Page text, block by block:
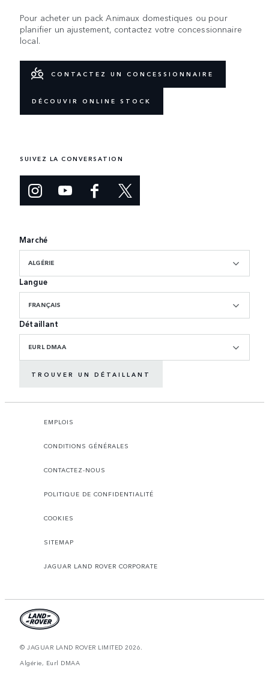
Pour acheter un pack Animaux domestiques ou pour
planifier un ajustement, contactez votre concessionnaire
local.
CONTACTEZ UN CONCESSIONNAIRE
DÉCOUVIR ONLINE STOCK
SUIVEZ LA CONVERSATION
Marché
ALGÉRIE
Langue
FRANÇAIS
Détaillant
EURL DMAA
TROUVER UN DÉTAILLANT
EMPLOIS
CONDITIONS GÉNÉRALES
CONTACTEZ-NOUS
POLITIQUE DE CONFIDENTIALITÉ
COOKIES
SITEMAP
JAGUAR LAND ROVER CORPORATE
© JAGUAR LAND ROVER LIMITED 2026.
Algérie, Eurl DMAA